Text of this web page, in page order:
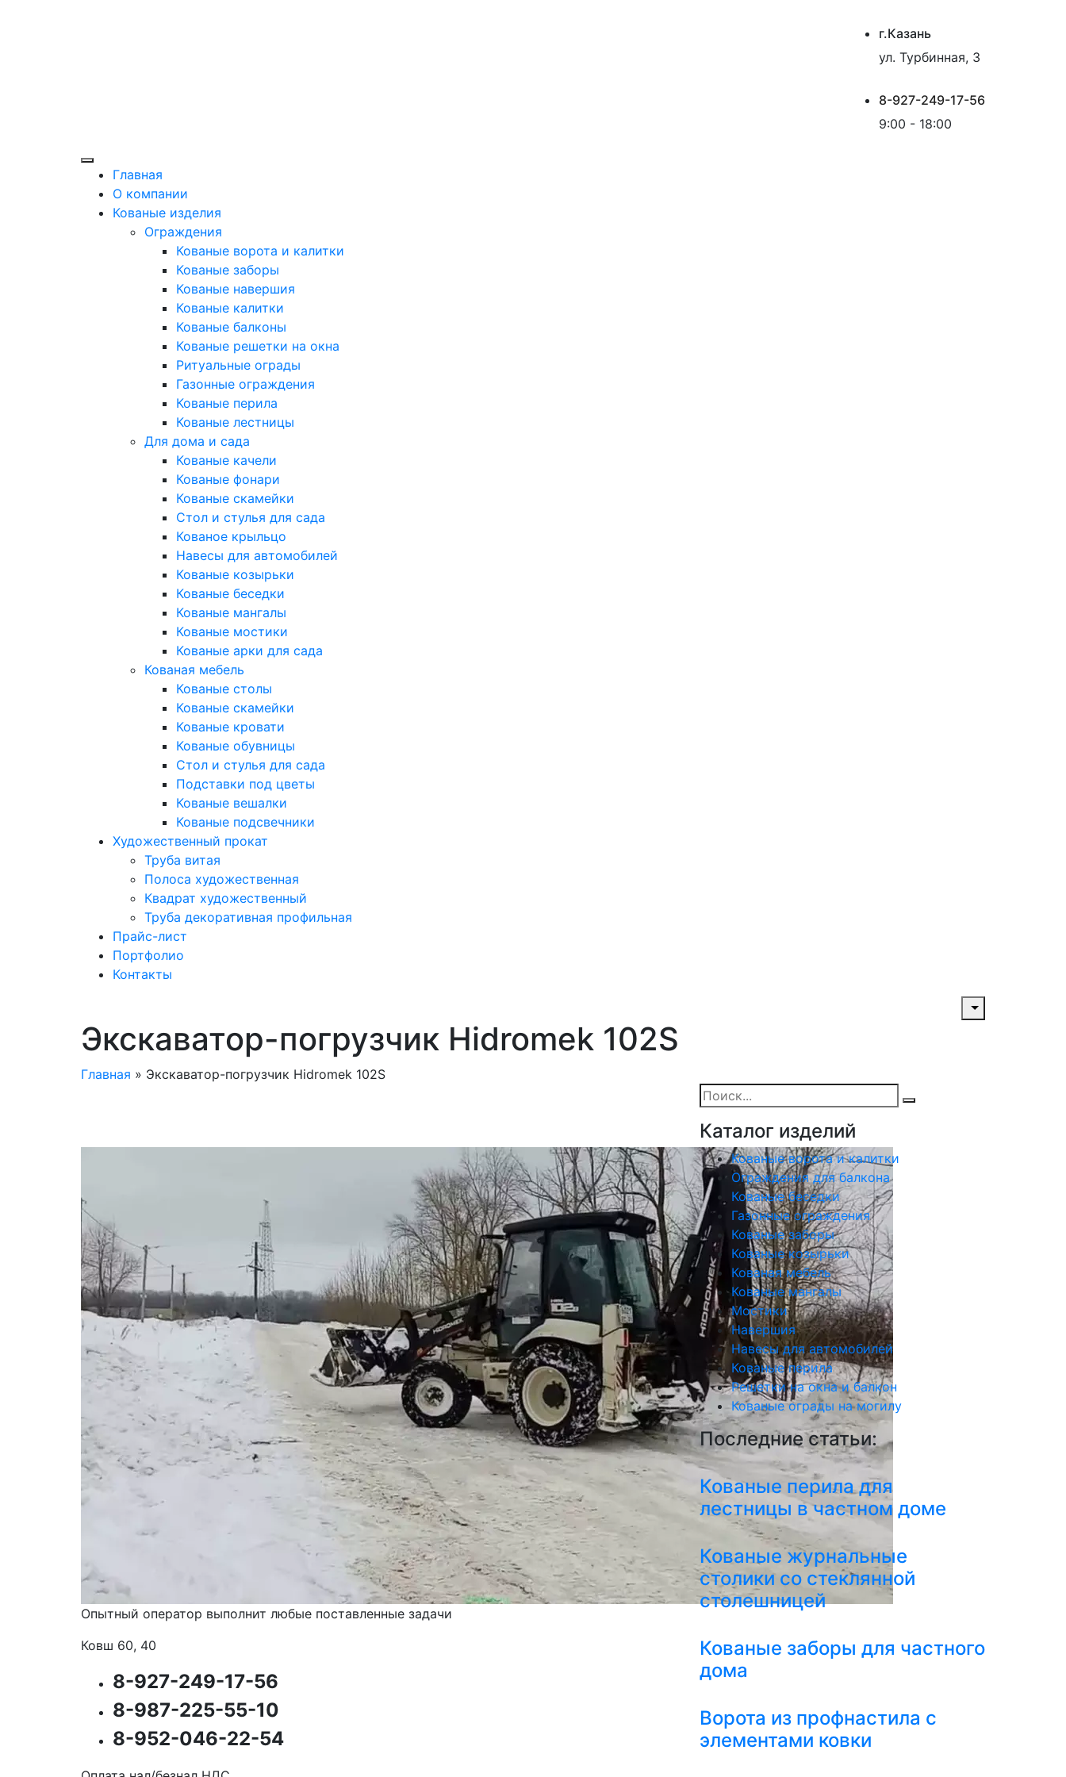
г.Казань
ул. Турбинная, 3
8-927-249-17-56
9:00 - 18:00
Главная
О компании
Кованые изделия
Ограждения
Кованые ворота и калитки
Кованые заборы
Кованые навершия
Кованые калитки
Кованые балконы
Кованые решетки на окна
Ритуальные ограды
Газонные ограждения
Кованые перила
Кованые лестницы
Для дома и сада
Кованые качели
Кованые фонари
Кованые скамейки
Стол и стулья для сада
Кованое крыльцо
Навесы для автомобилей
Кованые козырьки
Кованые беседки
Кованые мангалы
Кованые мостики
Кованые арки для сада
Кованая мебель
Кованые столы
Кованые скамейки
Кованые кровати
Кованые обувницы
Стол и стулья для сада
Подставки под цветы
Кованые вешалки
Кованые подсвечники
Художественный прокат
Труба витая
Полоса художественная
Квадрат художественный
Труба декоративная профильная
Прайс-лист
Портфолио
Контакты
Экскаватор-погрузчик Hidromek 102S
Главная » Экскаватор-погрузчик Hidromek 102S
Опытный оператор выполнит любые поставленные задачи
Ковш 60, 40
8-927-249-17-56
8-987-225-55-10
8-952-046-22-54
Каталог изделий
Кованые ворота и калитки
Ограждения для балкона
Кованые беседки
Газонные ограждения
Кованые заборы
Кованые козырьки
Кованая мебель
Кованые мангалы
Мостики
Навершия
Навесы для автомобилей
Кованые перила
Решетки на окна и балкон
Кованые ограды на могилу
Последние статьи:
Кованые перила для
лестницы в частном доме
Кованые журнальные
столики со стеклянной
столешницей
Кованые заборы для частного
дома
Ворота из профнастила с
элементами ковки